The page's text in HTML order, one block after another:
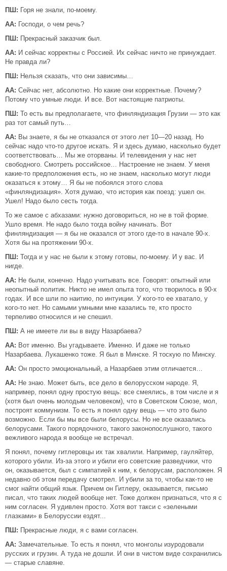
ПШ: Горя не знали, по-моему.
АА: Господи, о чем речь?
ПШ: Прекрасный заказчик был.
АА: И сейчас корректны с Россией. Их сейчас ничто не принуждает.
Не правда ли?
ПШ: Нельзя сказать, что они зависимы…
АА: Сейчас нет, абсолютно. Но какие они корректные. Почему?
Потому что умные люди. И все. Вот настоящие патриоты.
ПШ: То есть вы предполагаете, что финляндизация Грузии — это как
раз тот самый путь…
АА: Вы знаете, я бы не отказался от этого лет 10—20 назад. Но
сейчас надо что-то другое искать. Я и здесь думаю, насколько будет
соответствовать… Мы же оторваны. И телевидения у нас нет
свободного. Смотреть российское… Настроение не знаем. У меня
какие-то предположения есть, но не знаем, насколько могут люди
оказаться к этому… Я бы не побоялся этого слова
«финляндизация». Хотя думаю, что история как поезд: ушел он.
Ушел! Надо было сесть тогда.
То же самое с абхазами: нужно договориться, но не в той форме.
Ушло время. Не надо было тогда войну начинать. Вот
финляндизация — я бы не оказался от этого где-то в начале 90-х.
Хотя бы на протяжении 90-х.
ПШ: Тогда и у нас не были к этому готовы, по-моему. И у вас. И
нигде.
АА: Не были, конечно. Надо учитывать все. Говорят: опытный или
неопытный политик. Никто не имел опыта того, что творилось в 90-х
годах. И все шли по наитию, по интуиции. У кого-то ее хватало, у
кого-то нет. Но самыми умными мне казались те, кто просто
терпеливо относился и не спешил.
ПШ: А не имеете ли вы в виду Назарбаева?
АА: Вот именно. Вы угадываете. Именно. И даже не только
Назарбаева. Лукашенко тоже. Я был в Минске. Я тоскую по Минску.
АА: Он просто эмоциональный, а Назарбаев этим отличается…
АА: Не знаю. Может быть, все дело в белорусском народе. Я,
например, понял одну простую вещь: все смеялись, в том числе и я
(хотя был очень молодым человеком), что в Советском Союзе, мол,
построят коммунизм. То есть я понял одну вещь — что это было
возможно. Если бы мы все были белорусы. Но не все оказались
белорусами. Такого порядочного, такого законопослушного, такого
вежливого народа я вообще не встречал.
Я понял, почему гитлеровцы их так хвалили. Например, гауляйтер,
которого убили. Из-за этого и убили его советские разведчики, что
он, оказывается, был с симпатией к ним, к белорусам, расположен. Я
недавно об этом передачу смотрел. И убили за то, чтобы как-то не
смог найти общий язык. Причем он Гитлеру, оказывается, письмо
писал, что таких людей вообще нет. Тоже должен признаться, что я с
ним согласен. Я удивлен просто. Хотя вот такси с «зелеными
глазками» в Белоруссии ездят...
ПШ: Прекрасные люди, я с вами согласен.
АА: Замечательные. То есть я понял, что монголы изуродовали
русских и грузин. А туда не дошли. И они в чистом виде сохранились
— старые славяне.